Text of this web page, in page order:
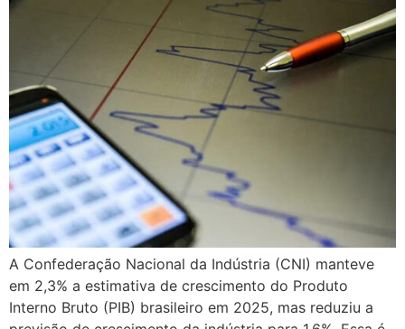
A Confederação Nacional da Indústria (CNI) manteve
em 2,3% a estimativa de crescimento do Produto
Interno Bruto (PIB) brasileiro em 2025, mas reduziu a